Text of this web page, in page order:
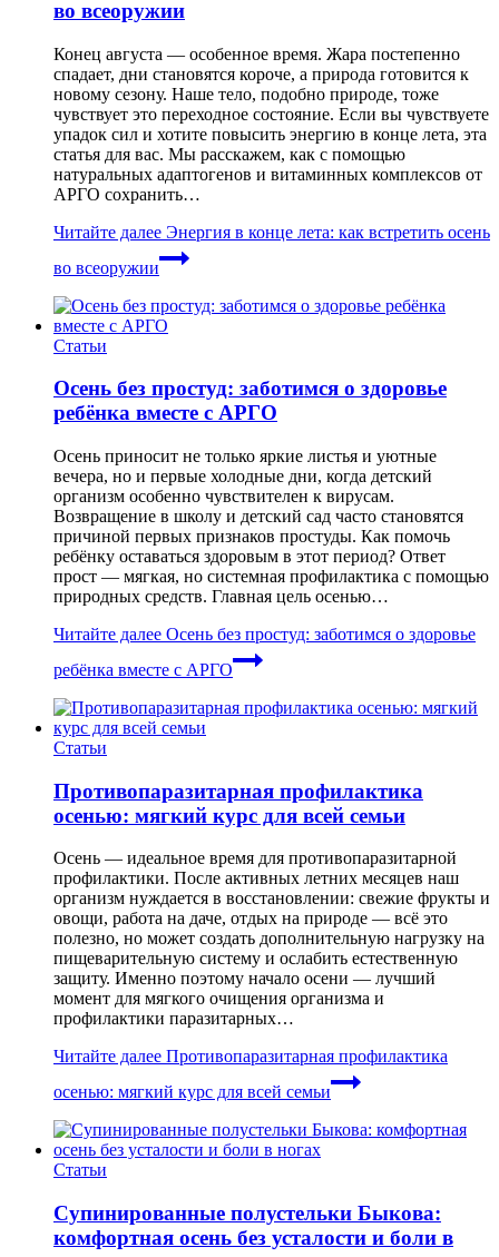
во всеоружии
Конец августа — особенное время. Жара постепенно
спадает, дни становятся короче, а природа готовится к
новому сезону. Наше тело, подобно природе, тоже
чувствует это переходное состояние. Если вы чувствуете
упадок сил и хотите повысить энергию в конце лета, эта
статья для вас. Мы расскажем, как с помощью
натуральных адаптогенов и витаминных комплексов от
АРГО сохранить…
Читайте далее Энергия в конце лета: как встретить осень
во всеоружии
Статьи
Осень без простуд: заботимся о здоровье
ребёнка вместе с АРГО
Осень приносит не только яркие листья и уютные
вечера, но и первые холодные дни, когда детский
организм особенно чувствителен к вирусам.
Возвращение в школу и детский сад часто становятся
причиной первых признаков простуды. Как помочь
ребёнку оставаться здоровым в этот период? Ответ
прост — мягкая, но системная профилактика с помощью
природных средств. Главная цель осенью…
Читайте далее Осень без простуд: заботимся о здоровье
ребёнка вместе с АРГО
Статьи
Противопаразитарная профилактика
осенью: мягкий курс для всей семьи
Осень — идеальное время для противопаразитарной
профилактики. После активных летних месяцев наш
организм нуждается в восстановлении: свежие фрукты и
овощи, работа на даче, отдых на природе — всё это
полезно, но может создать дополнительную нагрузку на
пищеварительную систему и ослабить естественную
защиту. Именно поэтому начало осени — лучший
момент для мягкого очищения организма и
профилактики паразитарных…
Читайте далее Противопаразитарная профилактика
осенью: мягкий курс для всей семьи
Статьи
Супинированные полустельки Быкова:
комфортная осень без усталости и боли в